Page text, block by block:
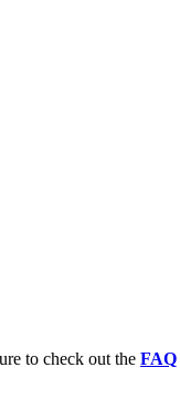
to check out the FAQ